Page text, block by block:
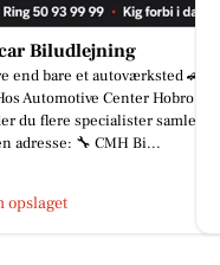
Hobro
for alvor i gang🌱☀️
kalder, græsset gror – og
et stort udvalg af skov- og
til sæsonens ...
opslaget